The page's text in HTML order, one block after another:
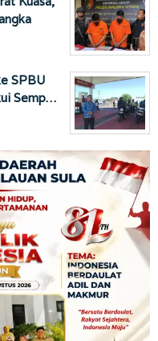
SPBU
Semp…